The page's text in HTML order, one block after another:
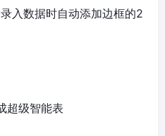
超级智能表